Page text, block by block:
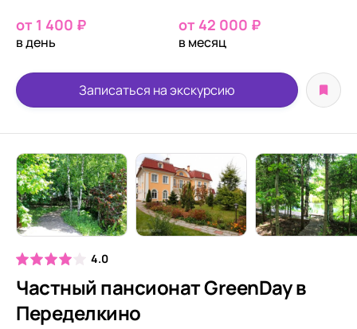
от 1 400 ₽
в день
от 42 000 ₽
в месяц
Записаться на экскурсию
4.0
Частный пансионат GreenDay в
Переделкино